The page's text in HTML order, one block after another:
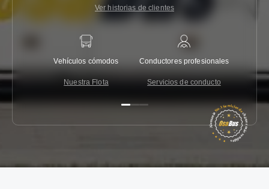
Ver historias de clientes
Vehículos cómodos
Nuestra Flota
Conductores profesionales
Servicios de conducto